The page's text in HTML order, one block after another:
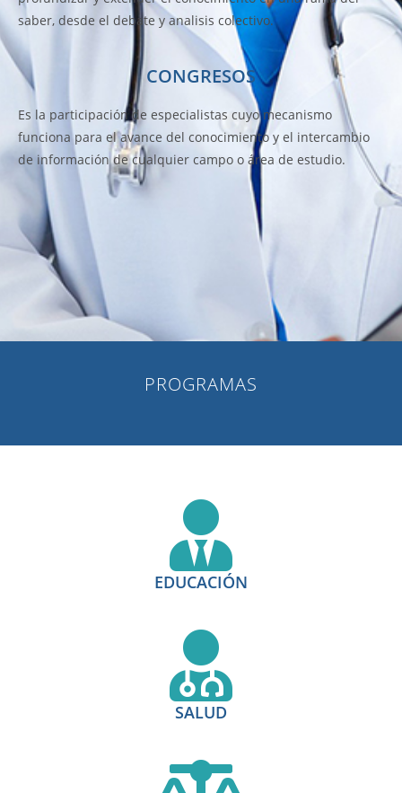
saber, desde el debate y analisis colectivo.
CONGRESOS
Es la participación de especialistas cuyo mecanismo
funciona para el avance del conocimiento y el intercambio
de información de cualquier campo o área de estudio.
PROGRAMAS
EDUCACIÓN
SALUD